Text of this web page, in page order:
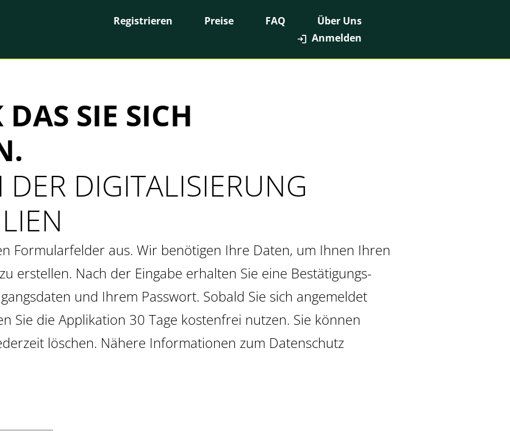
Registrieren Preise FAQ
Über Uns
Anmelden
SIE SICH
DER DIGITALISIERUNG
Formularfelder aus. Wir benötigen Ihre Daten, um Ihnen Ihren
erstellen. Nach der Eingabe erhalten Sie eine Bestätigungs-
und Ihrem Passwort. Sobald Sie sich angemeldet
Sie die Applikation 30 Tage kostenfrei nutzen. Sie können
löschen. Nähere Informationen zum Datenschutz